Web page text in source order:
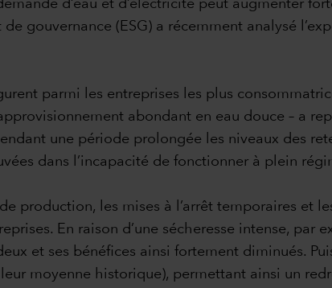
d’eau et d’électricité peut augmenter
gouvernance (ESG) a récemment analysé
parmi les entreprises les plus
abondant en eau douce – a
une période prolongée les niveaux des
dans l’incapacité de fonctionner à plein
production, les mises à l’arrêt temporaires et
En raison d’une sécheresse intense,
et ses bénéfices ainsi fortement diminués.
moyenne historique), permettant ainsi un